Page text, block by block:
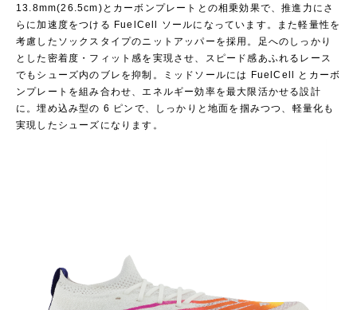
13.8mm(26.5cm)とカーボンプレートとの相乗効果で、推進力にさ
らに加速度をつける FuelCell ソールになっています。また軽量性を
考慮したソックスタイプのニットアッパーを採用。足へのしっかり
とした密着度・フィット感を実現させ、スピード感あふれるレース
でもシューズ内のブレを抑制。ミッドソールには FuelCell とカーボ
ンプレートを組み合わせ、エネルギー効率を最大限活かせる設計
に。埋め込み型の 6 ピンで、しっかりと地面を掴みつつ、軽量化も
実現したシューズになります。